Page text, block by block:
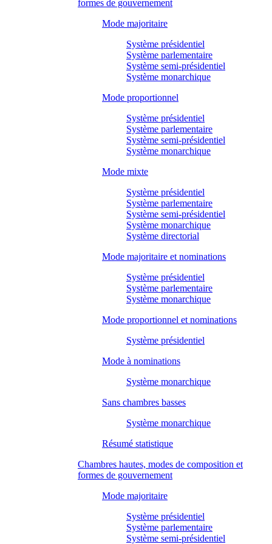
formes de gouvernement
Mode majoritaire
Système présidentiel
Système parlementaire
Système semi-présidentiel
Système monarchique
Mode proportionnel
Système présidentiel
Système parlementaire
Système semi-présidentiel
Système monarchique
Mode mixte
Système présidentiel
Système parlementaire
Système semi-présidentiel
Système monarchique
Système directorial
Mode majoritaire et nominations
Système présidentiel
Système parlementaire
Système monarchique
Mode proportionnel et nominations
Système présidentiel
Mode à nominations
Système monarchique
Sans chambres basses
Système monarchique
Résumé statistique
Chambres hautes, modes de composition et
formes de gouvernement
Mode majoritaire
Système présidentiel
Système parlementaire
Système semi-présidentiel